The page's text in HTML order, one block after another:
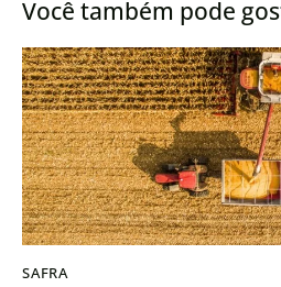
Você também pode
SAFRA